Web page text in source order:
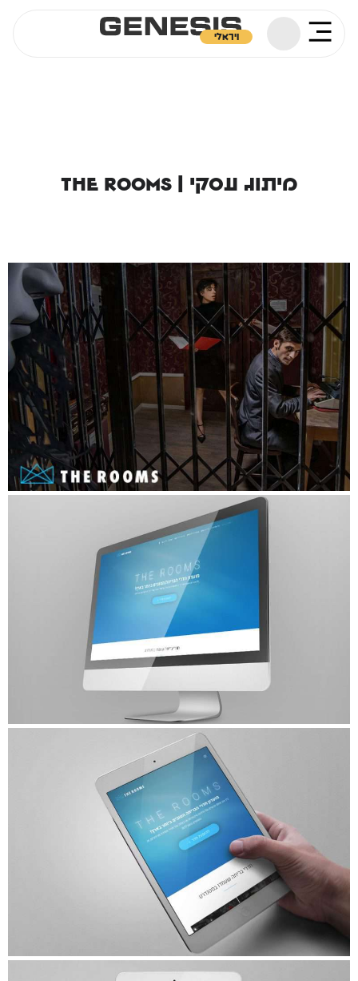
ויראלי
מיתוג עסקי | The rooms